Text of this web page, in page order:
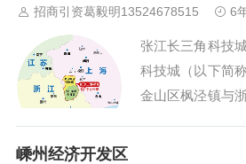
张江长三角科技
波、苏州...
招商引资葛毅明13524678515 6
张江长三角科技
科技城（以下简
金山区枫泾镇与
嵊州经济开发区